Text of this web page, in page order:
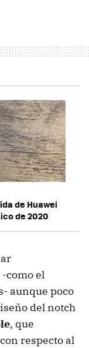
de Huawei
de 2020
como el
aunque poco
del notch
, que
respecto al